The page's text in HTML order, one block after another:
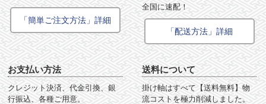
「簡単ご注文方法」詳細
全国に速配！
「配送方法」詳細
お支払い方法
クレジット決済、代金引換、銀
行振込、各種ご用意。
送料について
掛け軸はすべて【送料無料】物
流コストを極力削減しました。